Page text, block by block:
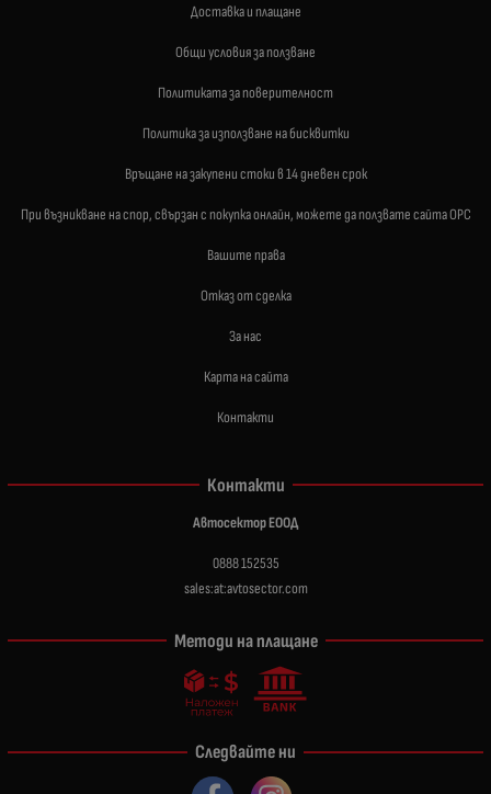
Доставка и плащане
Общи условия за ползване
Политиката за поверителност
Политика за използване на бисквитки
Връщане на закупени стоки в 14 дневен срок
При възникване на спор, свързан с покупка онлайн, можете да ползвате сайта ОРС
Вашите права
Отказ от сделка
За нас
Карта на сайта
Контакти
Контакти
Автосектор ЕООД
0888 152535
sales:at:avtosector.com
Методи на плащане
Следвайте ни